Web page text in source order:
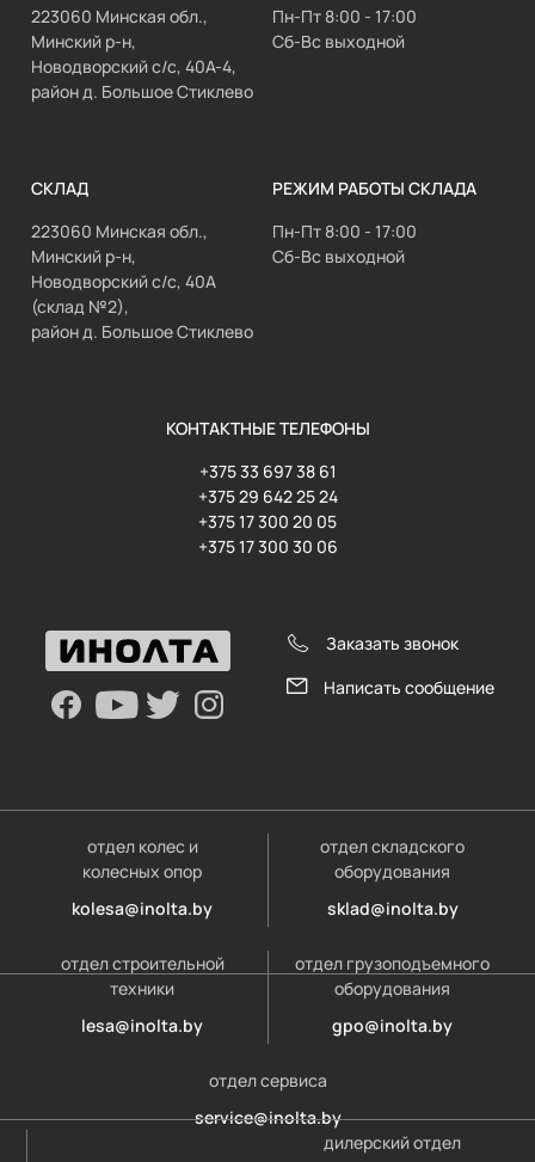
223060 Минская обл.,
Минский р-н,
Новодворский с/с, 40А-4,
район д. Большое Стиклево
Пн-Пт 8:00 - 17:00
Сб-Вс выходной
СКЛАД
223060 Минская обл.,
Минский р-н,
Новодворский с/с, 40А
(склад №2),
район д. Большое Стиклево
РЕЖИМ РАБОТЫ СКЛАДА
Пн-Пт 8:00 - 17:00
Сб-Вс выходной
КОНТАКТНЫЕ ТЕЛЕФОНЫ
+375 33 697 38 61
+375 29 642 25 24
+375 17 300 20 05
+375 17 300 30 06
Заказать звонок
Написать сообщение
отдел колес и
колесных опор
kolesa@inolta.by
отдел складского
оборудования
sklad@inolta.by
отдел строительной
техники
lesa@inolta.by
отдел грузоподъемного
оборудования
gpo@inolta.by
отдел сервиса
service@inolta.by
дилерский отдел